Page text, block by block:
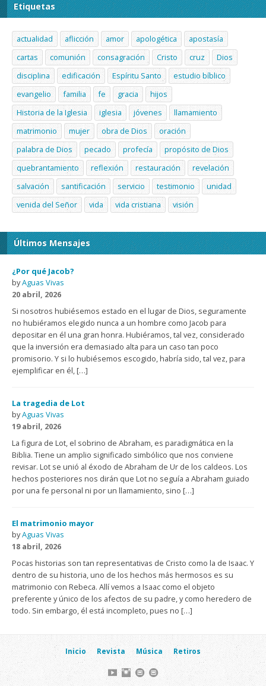
Etiquetas
actualidad aflicción amor apologética
apostasía
cartas
comunión consagración Cristo cruz
Dios
disciplina
edificación Espíritu Santo
estudio bíblico
evangelio
familia fe gracia
hijos
Historia de la Iglesia
iglesia jóvenes
llamamiento
matrimonio
mujer obra de Dios
oración
palabra de Dios
pecado profecía
propósito de Dios
quebrantamiento
reflexión restauración
revelación
salvación
santificación servicio testimonio
unidad
venida del Señor
vida vida cristiana visión
Últimos Mensajes
¿Por qué Jacob?
byAguas Vivas
20 abril, 2026
Si nosotros hubiésemos estado en el lugar de Dios, seguramente
no hubiéramos elegido nunca a un hombre como Jacob para
depositar en él una gran honra. Hubiéramos, tal vez, considerado
que la inversión era demasiado alta para un caso tan poco
promisorio. Y si lo hubiésemos escogido, habría sido, tal vez, para
ejemplificar en él, […]
La tragedia de Lot
byAguas Vivas
19 abril, 2026
La figura de Lot, el sobrino de Abraham, es paradigmática en la
Biblia. Tiene un amplio significado simbólico que nos conviene
revisar. Lot se unió al éxodo de Abraham de Ur de los caldeos. Los
hechos posteriores nos dirán que Lot no seguía a Abraham guiado
por una fe personal ni por un llamamiento, sino […]
El matrimonio mayor
byAguas Vivas
18 abril, 2026
Pocas historias son tan representativas de Cristo como la de Isaac. Y
dentro de su historia, uno de los hechos más hermosos es su
matrimonio con Rebeca. Allí vemos a Isaac como el objeto
preferente y único de los afectos de su padre, y como heredero de
todo. Sin embargo, él está incompleto, pues no […]
Inicio Revista Música Retiros